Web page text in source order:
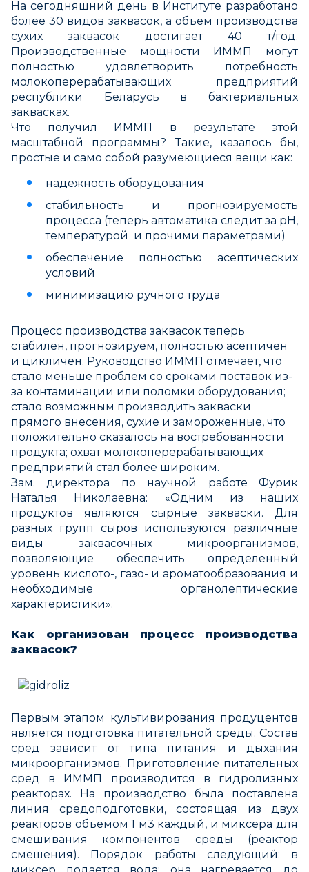
На сегодняшний день в Институте разработано
более 30 видов заквасок, а объем производства
сухих заквасок достигает 40 т/год.
Производственные мощности ИММП могут
полностью удовлетворить потребность
молокоперерабатывающих предприятий
республики Беларусь в бактериальных
заквасках.
Что получил ИММП в результате этой
масштабной программы? Такие, казалось бы,
простые и само собой разумеющиеся вещи как:
надежность оборудования
стабильность и прогнозируемость
процесса (теперь автоматика следит за pH,
температурой и прочими параметрами)
обеспечение полностью асептических
условий
минимизацию ручного труда
Процесс производства заквасок теперь
стабилен, прогнозируем, полностью асептичен
и цикличен. Руководство ИММП отмечает, что
стало меньше проблем со сроками поставок из-
за контаминации или поломки оборудования;
стало возможным производить закваски
прямого внесения, сухие и замороженные, что
положительно сказалось на востребованности
продукта; охват молокоперерабатывающих
предприятий стал более широким.
Зам. директора по научной работе Фурик
Наталья Николаевна: «Одним из наших
продуктов являются сырные закваски. Для
разных групп сыров используются различные
виды заквасочных микроорганизмов,
позволяющие обеспечить определенный
уровень кислото-, газо- и ароматообразования и
необходимые органолептические
характеристики».
Как организован процесс производства
заквасок?
Первым этапом культивирования продуцентов
является подготовка питательной среды. Состав
сред зависит от типа питания и дыхания
микроорганизмов. Приготовление питательных
сред в ИММП производится в гидролизных
реакторах. На производство была поставлена
линия средоподготовки, состоящая из двух
реакторов объемом 1 м3 каждый, и миксера для
смешивания компонентов среды (реактор
смешения). Порядок работы следующий: в
миксер подается вода; она нагревается до